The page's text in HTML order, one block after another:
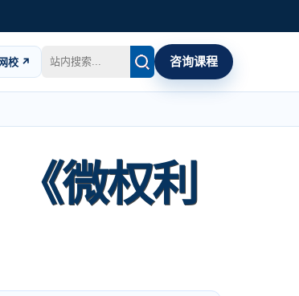
校 ↗ 咨询课程
微权利